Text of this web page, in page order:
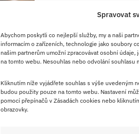
Spravovat
Abychom poskytli co nejlepší služby, my a naši
informacím o zařízeních, technologie jako soubory
našim partnerům umožní zpracovávat osobní
na tomto webu. Nesouhlas nebo odvolání
Kliknutím níže vyjádřete souhlas s výše uvedeným
budou použity pouze na tomto webu. Nastavení
pomocí přepínačů v Zásadách cookies nebo
obrazovky.
salát ještě teplý
Máte chuť na salát?
salát z batátů, tedy
Zkusit můžete i domácí
na vás.